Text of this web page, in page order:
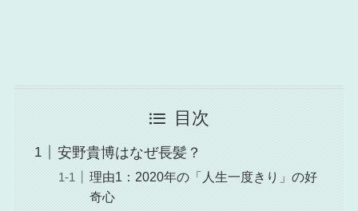
目次
安野貴博はなぜ長髪？
理由1：2020年の「人生一度きり」の好
奇心